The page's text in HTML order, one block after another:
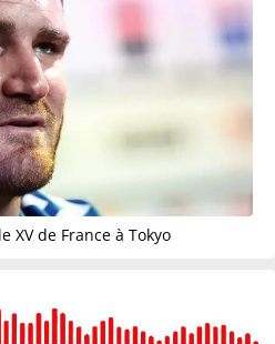
XV de France à Tokyo